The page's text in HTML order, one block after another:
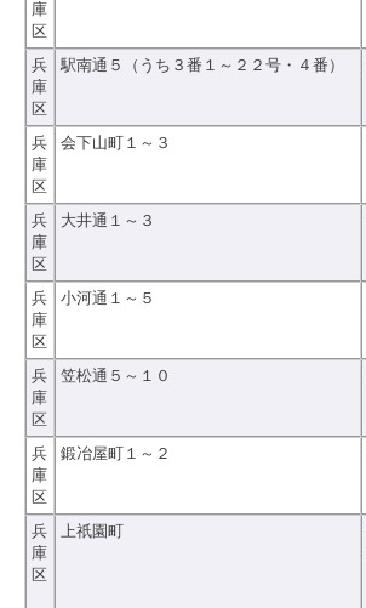
庫
区
兵
庫
区
駅南通５（うち３番１～２２号・４番）
兵
庫
区
会下山町１～３
兵
庫
区
大井通１～３
兵
庫
区
小河通１～５
兵
庫
区
笠松通５～１０
兵
庫
区
鍛冶屋町１～２
兵
庫
区
上祇園町